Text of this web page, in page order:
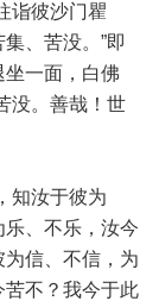
诣彼沙门瞿
、苦没。”即
一面，白佛
没。善哉！世
知汝于彼为
、不乐，汝今
信、不信，为
不？我今于此